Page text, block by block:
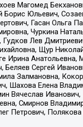
Магомед
Юльевич,
Гасан Ольга
Чуркина
Гудков Лев
Щур
Ирина Анатольевна,
Сергей
Залмановна,
Шахова Елена
Вячеслав
Смирнов
Петрович,